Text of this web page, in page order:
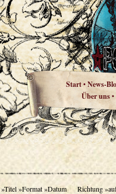
Start•News-
Über uns•
»Titel»Format»Datum Richtung